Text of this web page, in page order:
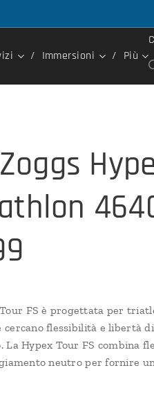
Immersioni Più
FS è progettata per
cercano flessibilità e libertà
La Hypex Tour FS combina
neutro per fornire